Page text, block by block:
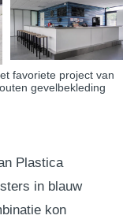
favoriete project van
gevelbekleding
Plastica
in blauw
kon